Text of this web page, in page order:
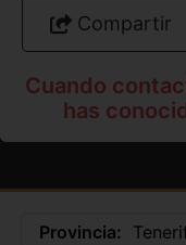
Compartir
Cuando
has
Provincia: